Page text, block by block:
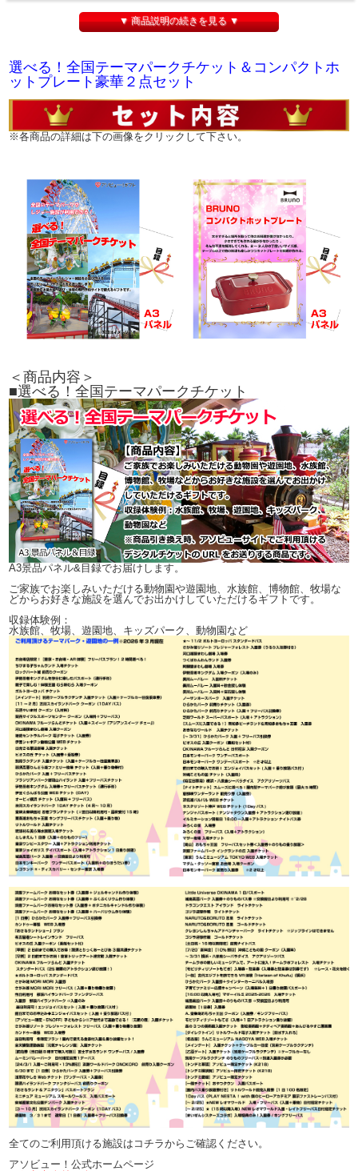
▼ 商品説明の続きを見る ▼
選べる！全国テーマパークチケット＆コンパクトホ
ットプレート豪華２点セット
※各商品の詳細は下の画像をクリックして下さい。
＜商品内容＞
■選べる！全国テーマパークチケット
A3景品パネル&目録でお届けします。
ご家族でお楽しみいただける動物園や遊園地、水族館、博物館、牧場な
どからお好きな施設を選んでお出かけしていただけるギフトです。
収録体験例：
水族館、牧場、遊園地、キッズパーク、動物園など
全てのご利用頂ける施設はコチラからご確認ください。
アソビュー！公式ホームページ